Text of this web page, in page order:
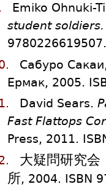
Emiko Ohnuki-
student soldiers.
Сабуро
Ермак, 2005.
David Sears.
Fast Flattops
Press, 2011.
大疑問研究
所, 2004. ISBN